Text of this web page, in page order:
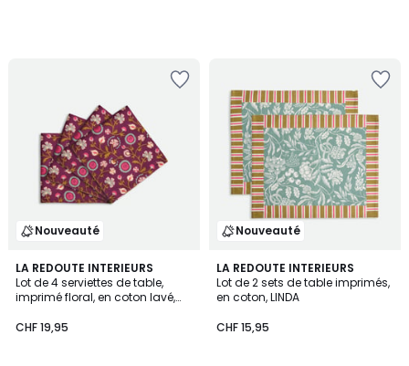
Nouveauté
LA REDOUTE INTERIEURS
Lot de 4 serviettes de table,
imprimé floral, en coton lavé,
CHF 19,95
Nouveauté
LA REDOUTE INTERIEURS
Lot de 2 sets de table imprimés,
en coton, LINDA
CHF 15,95